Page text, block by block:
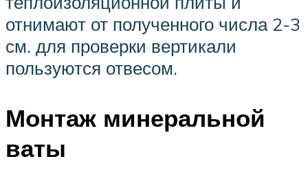
отнимают от полученного числа 2-3
см. для проверки вертикали
пользуются отвесом.
Монтаж минеральной
ваты